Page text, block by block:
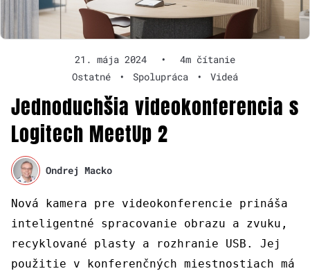
21. mája 2024 •
4m čítanie
Ostatné
• Spolupráca • Videá
Jednoduchšia videokonferencia s
Logitech MeetUp 2
Ondrej Macko
Nová kamera pre videokonferencie prináša
inteligentné spracovanie obrazu a zvuku,
recyklované plasty a rozhranie USB. Jej
použitie v konferenčných miestnostiach má